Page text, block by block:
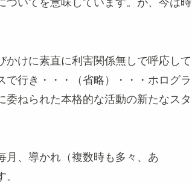
ついてを意味しています。が、今は時
けに素直に利害関係無しで呼応して
で行き・・・（省略）・・・ホログラ
ねられた本格的な活動の新たなスタ
月、導かれ（複数時も多々、あ